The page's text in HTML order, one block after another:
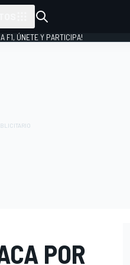
F1, ÚNETE Y PARTICIPA!
POR